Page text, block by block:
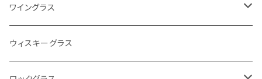
ワイングラス
- Silhouetteシルエット Collection
Silhouetteシルエット シャンパングラス
ウィスキーグラス